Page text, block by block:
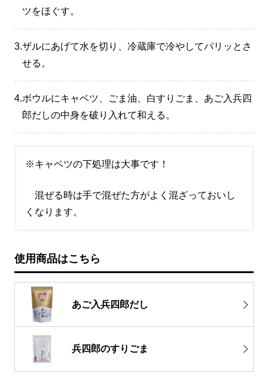
ツをほぐす。
3.ザルにあげて水を切り、冷蔵庫で冷やしてパリッとさ
せる。
4.ボウルにキャベツ、ごま油、白すりごま、あご入兵四
郎だしの中身を破り入れて和える。
※キャベツの下処理は大事です！
混ぜる時は手で混ぜた方がよく混ざっておいし
くなります。
使用商品はこちら
あご入兵四郎だし
兵四郎のすりごま